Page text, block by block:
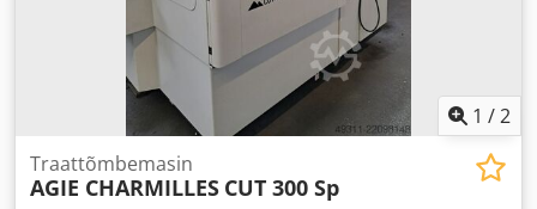
1 /2
Traattõmbemasin
AGIE CHARMILLES CUT 300 Sp